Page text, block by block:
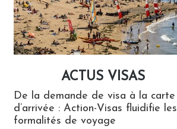
ACTUS VISAS
De la demande de visa à la carte
d’arrivée : Action-Visas fluidifie les
formalités de voyage